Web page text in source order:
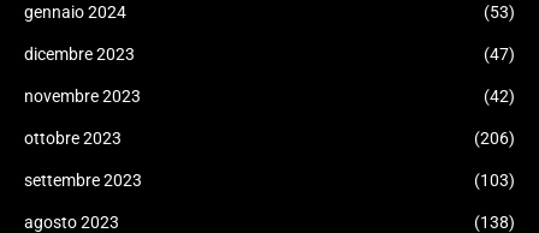
gennaio 2024 (53)
dicembre 2023 (47)
novembre 2023 (42)
ottobre 2023 (206)
settembre 2023 (103)
agosto 2023 (138)